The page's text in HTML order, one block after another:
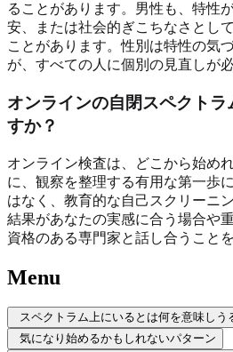
ることがあります。男性も、特性
安、または社会的ぎこちなさとし
ことがあります。性別は特性の気
が、すべての人に個別の見直しが必
オンラインの自閉スペクト
すか？
オンライン検査は、どこから始め
に、観察を整理する有用な第一歩
はなく、教育的な自己スクリーニ
結果があなたの実感に合う場合や
資格のある専門家と話し合うこと
Menu
スペクトラム上にいるとは何を意味しう
気になり始めるかもしれないパターン